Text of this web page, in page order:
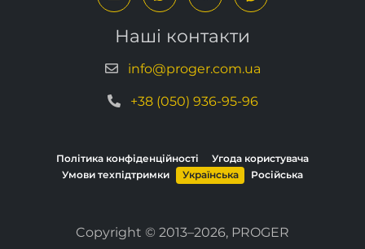
Наші контакти
info@proger.com.ua
+38 (050) 936-95-96
Політика конфіденційності
Угода користувача
Умови техпідтримки
Українська Російська
Copyright © 2013–2026, PROGER